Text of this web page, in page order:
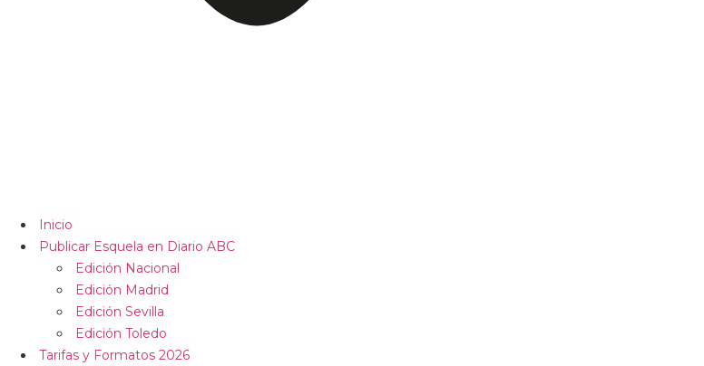
Inicio
Publicar Esquela en Diario ABC
Edición Nacional
Edición Madrid
Edición Sevilla
Edición Toledo
Tarifas y Formatos 2026